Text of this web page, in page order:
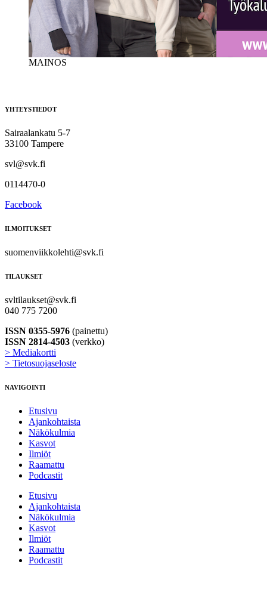
MAINOS
YHTEYSTIEDOT
Sairaalankatu 5-7
33100 Tampere
svl@svk.fi
0114470-0
Facebook
ILMOITUKSET
suomenviikkolehti@svk.fi
TILAUKSET
svltilaukset@svk.fi
040 775 7200
ISSN 0355-5976 (painettu)
ISSN 2814-4503 (verkko)
> Mediakortti
> Tietosuojaseloste
NAVIGOINTI
Etusivu
Ajankohtaista
Näkökulmia
Kasvot
Ilmiöt
Raamattu
Podcastit
Etusivu
Ajankohtaista
Näkökulmia
Kasvot
Ilmiöt
Raamattu
Podcastit